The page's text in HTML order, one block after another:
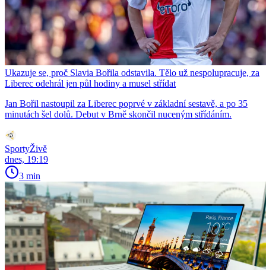
Ukazuje se, proč Slavia Bořila odstavila. Tělo už nespolupracuje, za
Liberec odehrál jen půl hodiny a musel střídat
Jan Bořil nastoupil za Liberec poprvé v základní sestavě, a po 35
minutách šel dolů. Debut v Brně skončil nuceným střídáním.
SportyŽivě
dnes, 19:19
3 min